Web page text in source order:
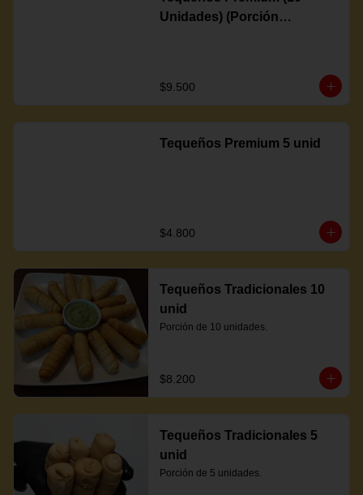
Unidades) (Porción
$9.500
Tequeños Premium 5 unid
$4.800
Tequeños Tradicionales 10
unid
Porción de 10 unidades.
$8.200
Tequeños Tradicionales 5
unid
Porción de 5 unidades.